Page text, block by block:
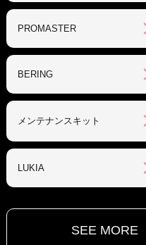
PROMASTER
BERING
メンテナンスキット
LUKIA
SEE MORE